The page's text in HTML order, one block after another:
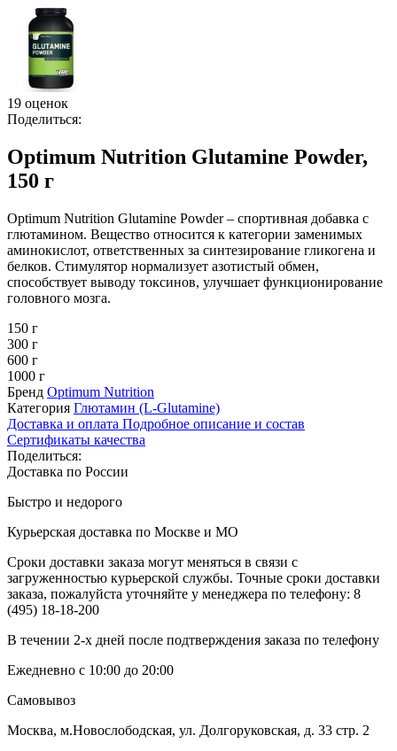
19 оценок
Поделиться:
Optimum Nutrition Glutamine Powder,
150 г
Optimum Nutrition Glutamine Powder – спортивная добавка с
глютамином. Вещество относится к категории заменимых
аминокислот, ответственных за синтезирование гликогена и
белков. Стимулятор нормализует азотистый обмен,
способствует выводу токсинов, улучшает функционирование
головного мозга.
150 г
300 г
600 г
1000 г
Бренд Optimum Nutrition
Категория Глютамин (L-Glutamine)
Доставка и оплата Подробное описание и состав
Сертификаты качества
Поделиться:
Доставка по России
Быстро и недорого
Курьерская доставка по Москве и МО
Сроки доставки заказа могут меняться в связи с
загруженностью курьерской службы. Точные сроки доставки
заказа, пожалуйста уточняйте у менеджера по телефону: 8
(495) 18-18-200
В течении 2-х дней после подтверждения заказа по телефону
Ежедневно с 10:00 до 20:00
Самовывоз
Москва, м.Новослободская, ул. Долгоруковская, д. 33 стр. 2